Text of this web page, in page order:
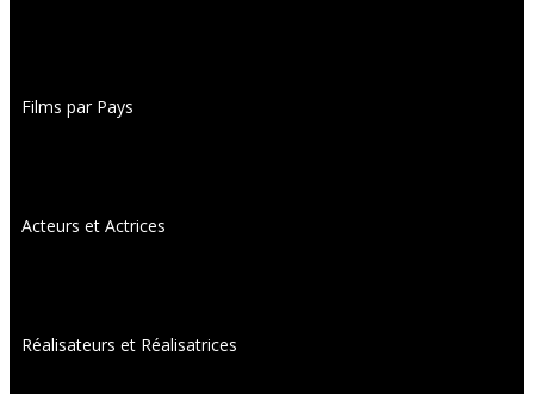
Films par Pays
Acteurs et Actrices
Réalisateurs et Réalisatrices